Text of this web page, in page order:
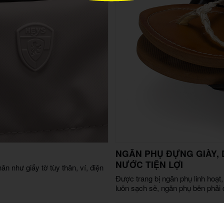
như giấy tờ tùy thân, ví, điện
NGĂN PHỤ ĐỰNG
NƯỚC TIỆN LỢI
Được trang bị ngăn phụ linh
luôn sạch sẽ, ngăn phụ bên